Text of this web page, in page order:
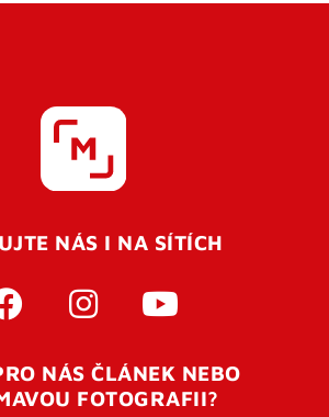
NÁS I NA SÍTÍCH
NÁS ČLÁNEK NEBO
FOTOGRAFII?